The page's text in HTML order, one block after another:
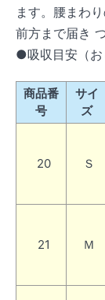
ます。腰まわ
前方まで届き
●吸収目安（お
商品番
号
サイ
ズ
20 Ｓ
21 Ｍ